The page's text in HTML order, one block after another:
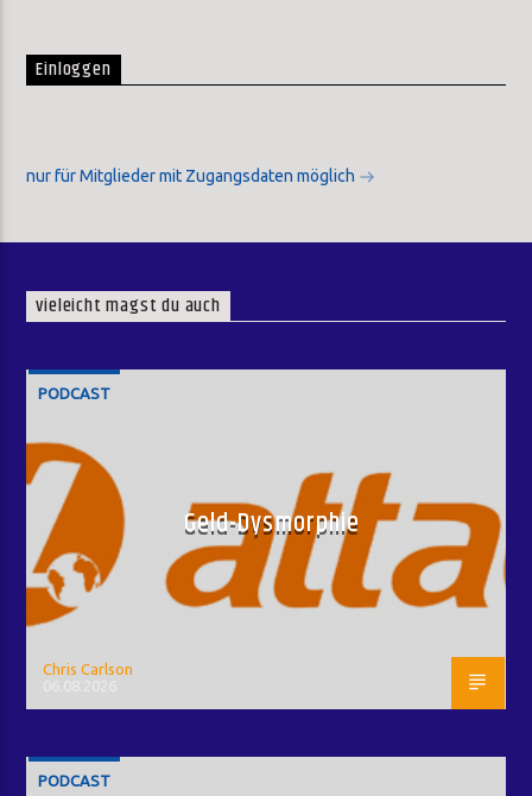
Einloggen
nur für Mitglieder mit Zugangsdaten möglich
vieleicht magst du auch
PODCAST
Geld-Dysmorphie
Chris Carlson
PODCAST